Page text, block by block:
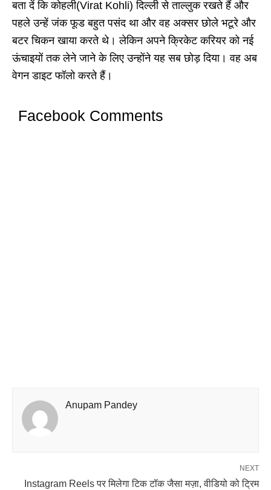
बता दें कि कोहली(Virat Kohli) दिल्ली से ताल्लुक रखते हैं और
पहले उन्हें जंक फूड बहुत पसंद था और वह अक्सर छोले भटूरे और
बटर चिकन खाया करते थे। लेकिन अपने क्रिकेट करियर को नई
ऊंचाइयों तक लेने जाने के लिए उन्होंने यह सब छोड़ दिया। वह अब
वेगन डाइट फॉलो करते हैं।
Facebook Comments
Anupam Pandey
NEXT
Instagram Reels पर मिलेगा टिक टॉक जैसा मज़ा, वीडियो को ट्रिम